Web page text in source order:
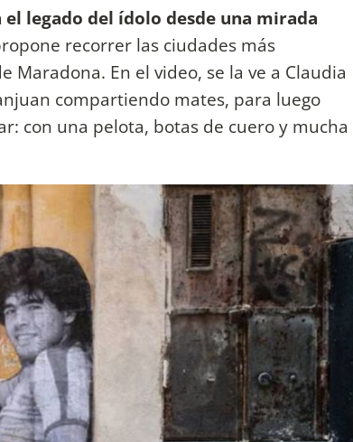
el legado del ídolo desde una mirada
recorrer las ciudades más
En el video, se la ve a Claudia
compartiendo mates, para luego
con una pelota, botas de cuero y mucha